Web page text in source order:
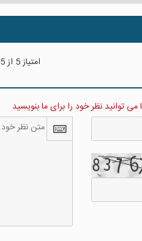
امتیاز5 از5
می توانید نظر خود را برای ما بنویسید